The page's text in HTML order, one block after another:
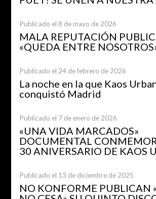
Publicado el 8 de mayo de 2026
MALA REPUTACIÓN
«QUEDA ENTRE
Publicado el 24 de febrero de 2026
La noche en la que Kaos
conquistó Madrid
Publicado el 7 de enero de 2026
«UNA VIDA MARCADOS»
DOCUMENTAL
30 ANIVERSARIO DE KAOS
Publicado el 13 de diciembre de 2025
NO KONFORME PUBLICAN